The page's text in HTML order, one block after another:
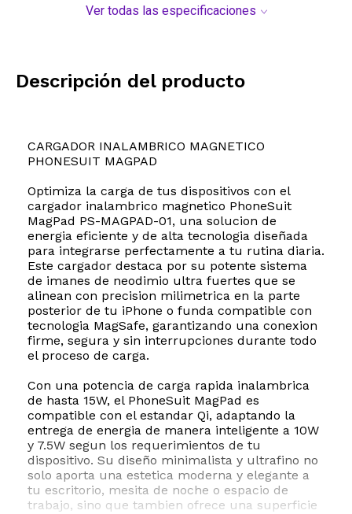
Ver todas las especificaciones
Descripción del producto
CARGADOR INALAMBRICO MAGNETICO
PHONESUIT MAGPAD
Optimiza la carga de tus dispositivos con el
cargador inalambrico magnetico PhoneSuit
MagPad PS-MAGPAD-01, una solucion de
energia eficiente y de alta tecnologia diseñada
para integrarse perfectamente a tu rutina diaria.
Este cargador destaca por su potente sistema
de imanes de neodimio ultra fuertes que se
alinean con precision milimetrica en la parte
posterior de tu iPhone o funda compatible con
tecnologia MagSafe, garantizando una conexion
firme, segura y sin interrupciones durante todo
el proceso de carga.
Con una potencia de carga rapida inalambrica
de hasta 15W, el PhoneSuit MagPad es
compatible con el estandar Qi, adaptando la
entrega de energia de manera inteligente a 10W
y 7.5W segun los requerimientos de tu
dispositivo. Su diseño minimalista y ultrafino no
solo aporta una estetica moderna y elegante a
tu escritorio, mesita de noche o espacio de
trabajo, sino que tambien ofrece una superficie